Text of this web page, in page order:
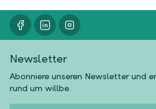
Newsletter
Abonniere unseren Newsletter und
rund um willbe.